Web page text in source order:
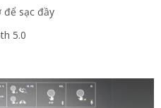
để sạc đầy
5.0